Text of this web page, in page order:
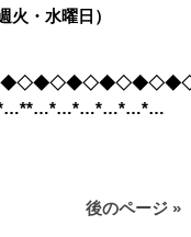
・水曜日）
後のページ »